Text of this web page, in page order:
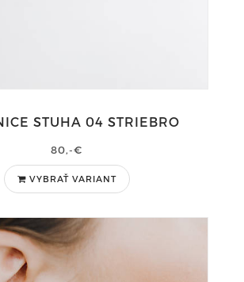
STUHA 04 STRIEBRO
80,-€
VYBRAŤ VARIANT